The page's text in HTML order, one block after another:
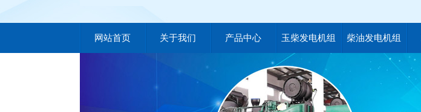
网站首页 关于我们 产品中心 玉柴发电机组 柴油发电机组